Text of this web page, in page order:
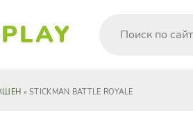
PLAY
» STICKMAN BATTLE ROYALE